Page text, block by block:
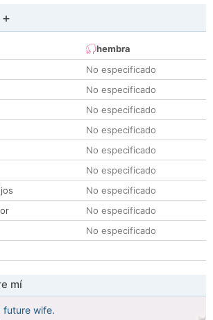
hembra
No especificado
No especificado
No especificado
No especificado
No especificado
No especificado
No especificado
No especificado
No especificado
mí
future wife.